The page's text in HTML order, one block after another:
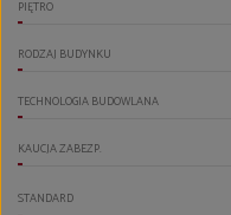
PIĘTRO
RODZAJ BUDYNKU
TECHNOLOGIA BUDOWLANA
KAUCJA ZABEZP.
STANDARD